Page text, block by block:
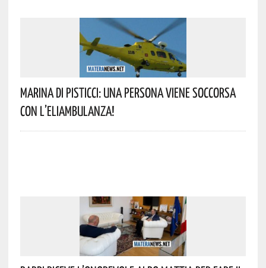
Marina Di Pisticci: Una Persona Viene Soccorsa
Con L’eliambulanza!